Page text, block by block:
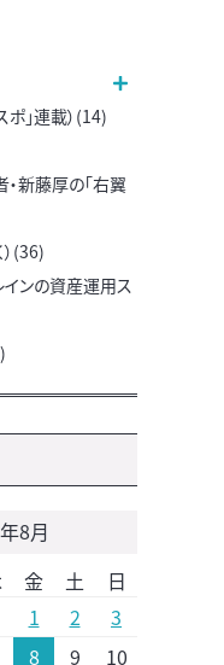
ポ」連載）(14)
新藤厚の「右翼
(36)
ンの資産運用ス
8月
金 土
日
1
2
3
8 9 10